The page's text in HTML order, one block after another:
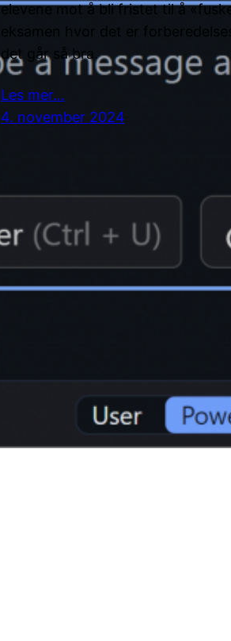
elevene mot å bli fristet til å
eksamen hvor det er
det går så bra.
Les mer…
4. november 2024